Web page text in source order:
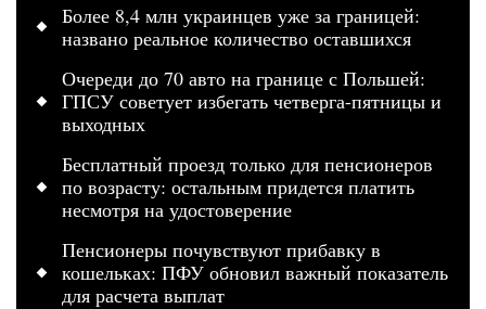
Более 8,4 млн украинцев уже за границей:
названо реальное количество оставшихся
Очереди до 70 авто на границе с Польшей:
ГПСУ советует избегать четверга-пятницы и
выходных
Бесплатный проезд только для пенсионеров
по возрасту: остальным придется платить
несмотря на удостоверение
Пенсионеры почувствуют прибавку в
кошельках: ПФУ обновил важный показатель
для расчета выплат